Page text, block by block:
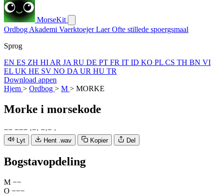
MorseKit
Ordbog Akademi VaerktoejerLaerOfte stillede spoergsmaal
Sprog
EN ES ZH HI AR JA RU DE PT FR IT ID KO PL CS TH BN VI
EL UK HE SV NO DA UR HU TR
Download appen
Hjem > Ordbog > M > MORKE
Morke i morsekode
−− −−− ·−· −·− ·
Lyt Hent .wav Kopier Del
Bogstavopdeling
M −−
O −−−